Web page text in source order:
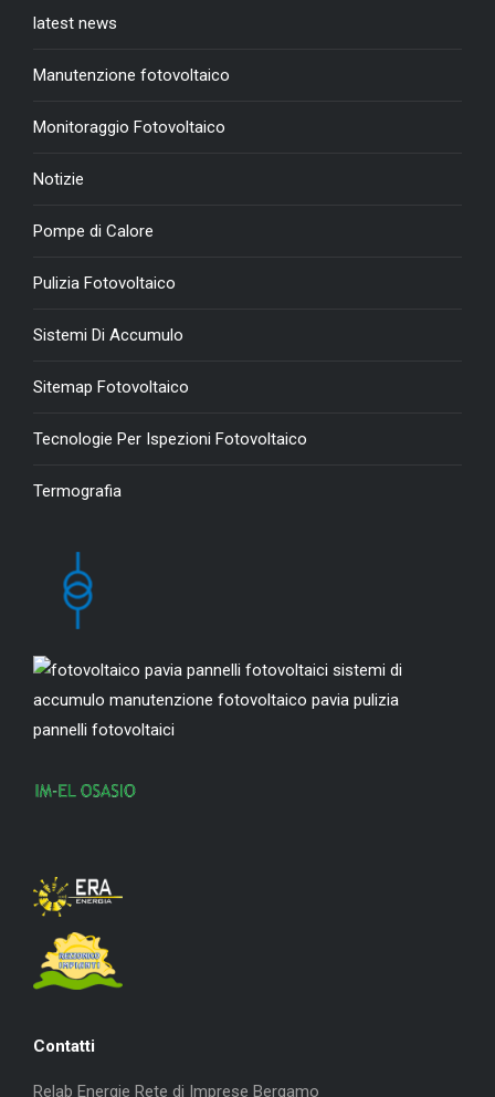
latest news
Manutenzione fotovoltaico
Monitoraggio Fotovoltaico
Notizie
Pompe di Calore
Pulizia Fotovoltaico
Sistemi Di Accumulo
Sitemap Fotovoltaico
Tecnologie Per Ispezioni Fotovoltaico
Termografia
Contatti
Relab Energie Rete di Imprese Bergamo